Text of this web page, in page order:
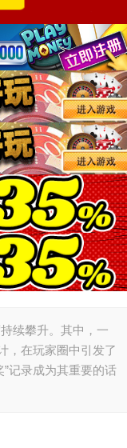
续攀升。其中，一
，在玩家圈中引发了
记录成为其重要的话